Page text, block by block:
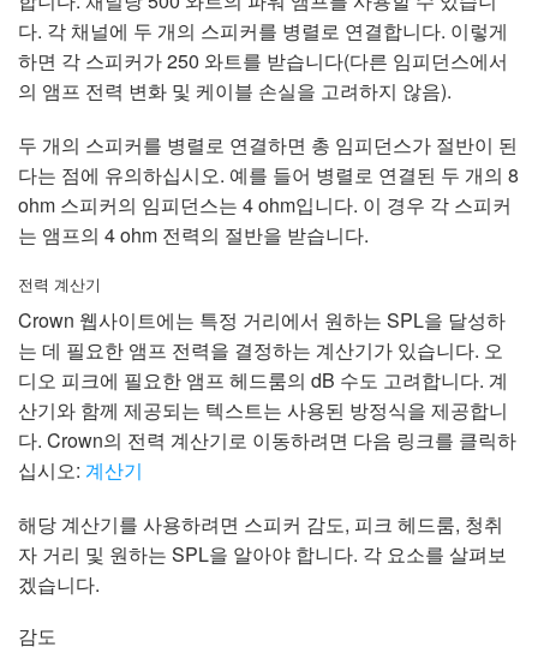
다. 각 채널에 두 개의 스피커를 병렬로 연결합니다. 이렇게
하면 각 스피커가 250 와트를 받습니다(다른 임피던스에서
의 앰프 전력 변화 및 케이블 손실을 고려하지 않음).
두 개의 스피커를 병렬로 연결하면 총 임피던스가 절반이 된
다는 점에 유의하십시오. 예를 들어 병렬로 연결된 두 개의 8
ohm 스피커의 임피던스는 4 ohm입니다. 이 경우 각 스피커
는 앰프의 4 ohm 전력의 절반을 받습니다.
전력 계산기
Crown 웹사이트에는 특정 거리에서 원하는 SPL을 달성하
는 데 필요한 앰프 전력을 결정하는 계산기가 있습니다. 오
디오 피크에 필요한 앰프 헤드룸의 dB 수도 고려합니다. 계
산기와 함께 제공되는 텍스트는 사용된 방정식을 제공합니
다. Crown의 전력 계산기로 이동하려면 다음 링크를 클릭하
십시오: 계산기
해당 계산기를 사용하려면 스피커 감도, 피크 헤드룸, 청취
자 거리 및 원하는 SPL을 알아야 합니다. 각 요소를 살펴보
겠습니다.
감도